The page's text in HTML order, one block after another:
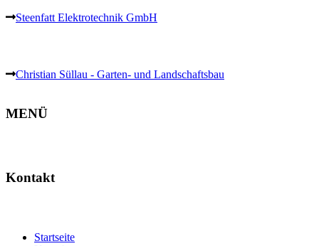
Steenfatt Elektrotechnik GmbH
Christian Süllau - Garten- und Landschaftsbau
MENÜ
Kontakt
Startseite